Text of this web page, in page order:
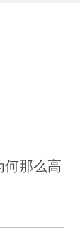
何那么高